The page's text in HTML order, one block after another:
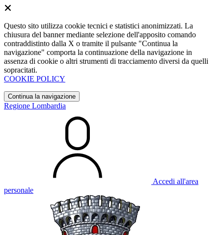
Questo sito utilizza cookie tecnici e statistici anonimizzati. La
chiusura del banner mediante selezione dell'apposito comando
contraddistinto dalla X o tramite il pulsante "Continua la
navigazione" comporta la continuazione della navigazione in
assenza di cookie o altri strumenti di tracciamento diversi da quelli
sopracitati.
COOKIE POLICY
Continua la navigazione
Regione Lombardia
Accedi all'area
personale